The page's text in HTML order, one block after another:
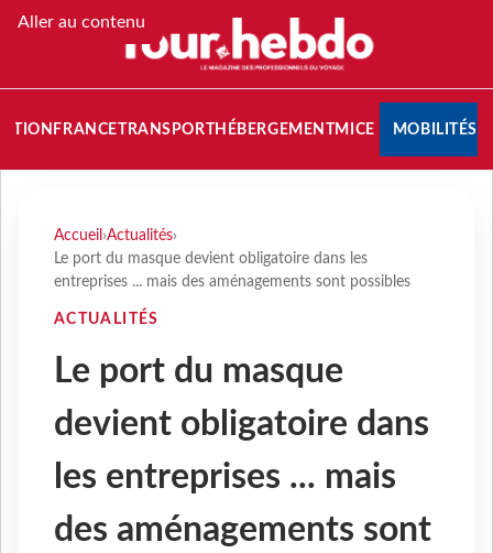
Aller au contenu
FRANCETRANSPORT HÉBERGEMENTMICE MOBILITÉS
Accueil ›Actualités›
Le port du masque devient obligatoire dans les
entreprises ... mais des aménagements sont possibles
ACTUALITÉS
Le port du masque
devient obligatoire dans
les entreprises ... mais
des aménagements sont